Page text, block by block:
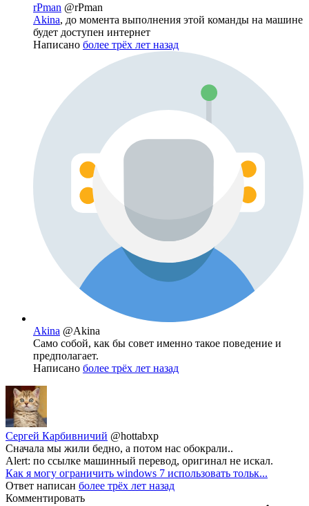
rPman @rPman
Akina, до момента выполнения этой команды на машине
будет доступен интернет
Написано более трёх лет назад
Akina @Akina
Само собой, как бы совет именно такое поведение и
предполагает.
Написано более трёх лет назад
Сергей Карбивничий @hottabxp
Сначала мы жили бедно, а потом нас обокрали..
Alert: по ссылке машинный перевод, оригинал не искал.
Как я могу ограничить windows 7 использовать тольк...
Ответ написан более трёх лет назад
Комментировать